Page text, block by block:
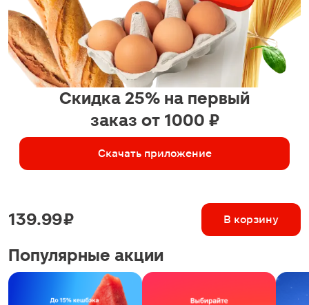
Скидка 25% на первый
заказ от 1000 ₽
Скачать приложение
139.99 ₽ В корзину
Популярные акции